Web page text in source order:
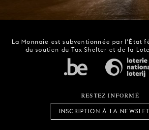
La Monnaie est subventionnée par l'État
du soutien du Tax Shelter et de la
RESTEZ INFORMÉ
INSCRIPTION À LA